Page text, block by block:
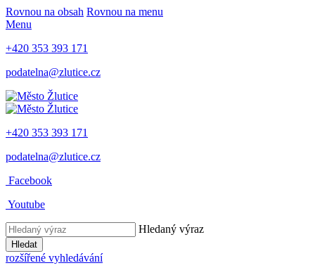
Rovnou na obsah Rovnou na menu
Menu
+420 353 393 171
podatelna@zlutice.cz
+420 353 393 171
podatelna@zlutice.cz
Facebook
Youtube
Hledaný výraz
Hledat
rozšířené vyhledávání